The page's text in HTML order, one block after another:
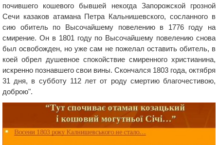
почившего кошевого бывшей некогда Запорожской грозной
Сечи казаков атамана Петра Кальнишевского, сосланного в
сию обитель по Высочайшему повелению в 1776 году на
смирение. Он в 1801 году по Высочайшему повелению снова
был освобожден, но уже сам не пожелал оставить обитель, в
коей обрел душевное спокойствие смиренного христианина,
искренно познавшего свои вины. Скончался 1803 года, октября
31 дня, в субботу 112 лет от роду смертию благочестивою,
доброю".